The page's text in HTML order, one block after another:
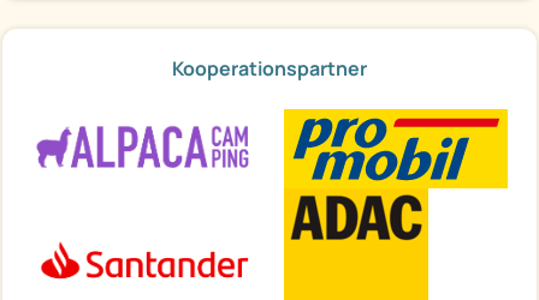
Kooperationspartner